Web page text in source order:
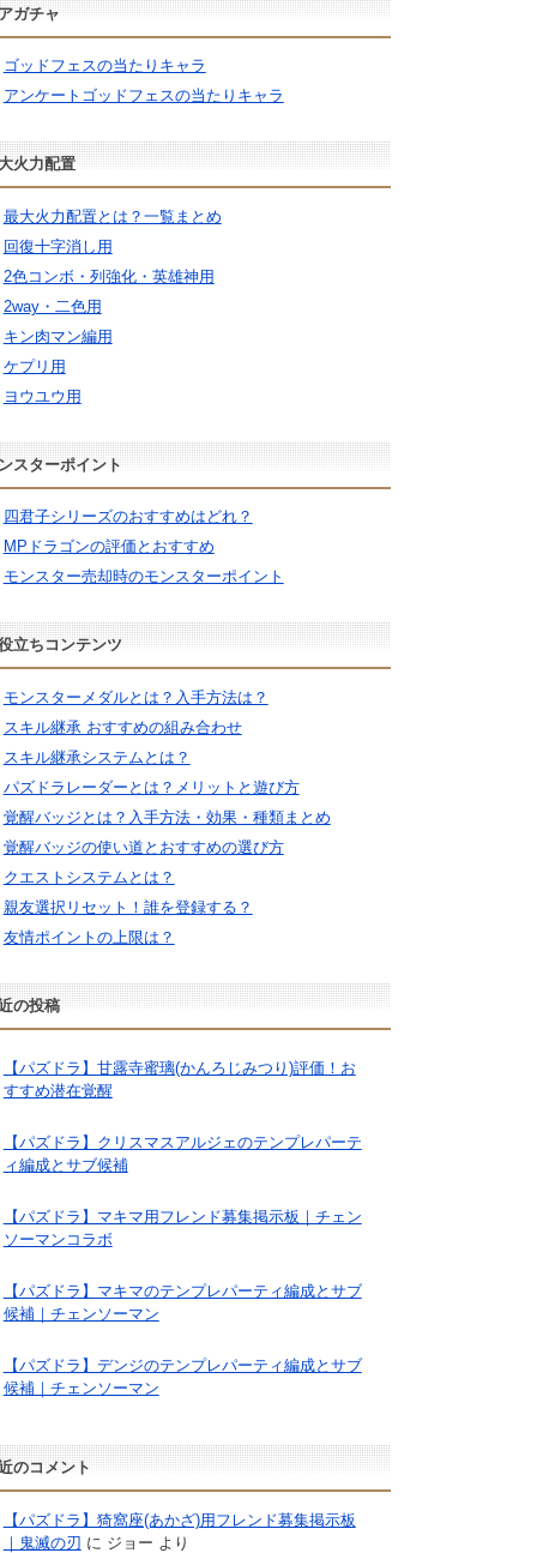
ガチャ
ゴッドフェスの当たりキャラ
アンケートゴッドフェスの当たりキャラ
火力配置
最大火力配置とは？一覧まとめ
回復十字消し用
2色コンボ・列強化・英雄神用
2way・二色用
キン肉マン編用
ケプリ用
ヨウユウ用
スターポイント
四君子シリーズのおすすめはどれ？
MPドラゴンの評価とおすすめ
モンスター売却時のモンスターポイント
立ちコンテンツ
モンスターメダルとは？入手方法は？
スキル継承 おすすめの組み合わせ
スキル継承システムとは？
パズドラレーダーとは？メリットと遊び方
覚醒バッジとは？入手方法・効果・種類まとめ
覚醒バッジの使い道とおすすめの選び方
クエストシステムとは？
親友選択リセット！誰を登録する？
友情ポイントの上限は？
の投稿
【パズドラ】甘露寺蜜璃(かんろじみつり)評価！お
すすめ潜在覚醒
【パズドラ】クリスマスアルジェのテンプレパーテ
ィ編成とサブ候補
【パズドラ】マキマ用フレンド募集掲示板｜チェン
ソーマンコラボ
【パズドラ】マキマのテンプレパーティ編成とサブ
候補｜チェンソーマン
【パズドラ】デンジのテンプレパーティ編成とサブ
候補｜チェンソーマン
のコメント
【パズドラ】猗窩座(あかざ)用フレンド募集掲示板
｜鬼滅の刃 に ジョー より